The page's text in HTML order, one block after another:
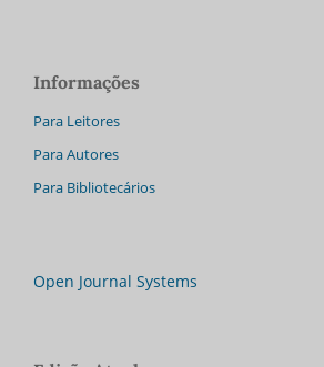
Informações
Para Leitores
Para Autores
Para Bibliotecários
Open Journal Systems